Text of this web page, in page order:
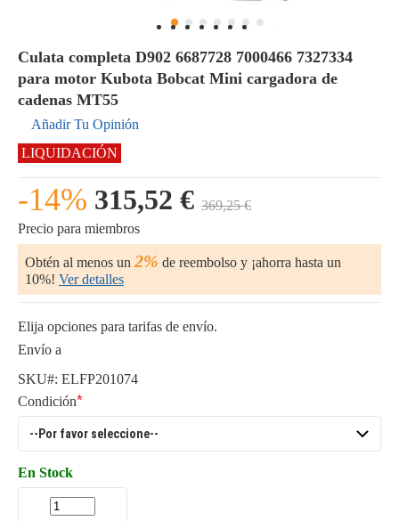
Culata completa D902 6687728 7000466 7327334
para motor Kubota Bobcat Mini cargadora de
cadenas MT55
Añadir Tu Opinión
LIQUIDACIÓN
-14% 315,52 € 369,25 €
Precio para miembros
Obtén al menos un 2% de reembolso y ¡ahorra hasta un
10%! Ver detalles
Elija opciones para tarifas de envío.
Envío a
SKU#: ELFP201074
Condición
En Stock